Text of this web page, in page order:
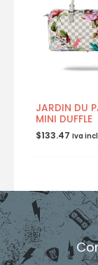
JARDIN DU
MINI DUFFLE
$133.47 Iva